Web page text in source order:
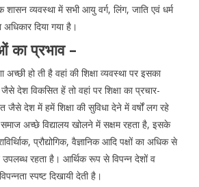
शासन व्यवस्था में सभी आयु वर्ग, लिंग, जाति एवं धर्म
अधिकार दिया गया है।
का प्रभाव –
हो ती है वहां की शिक्षा व्यवस्था पर इसका
देश विकसित हें तो वहां पर शिक्षा का प्रचार-
देश में हमें शिक्षा की सुविधा देने में वर्षों लग रहे
अच्छे विद्यालय खोलने में सक्षम रहता है, इसके
प्रौद्योगिक, वैज्ञानिक आदि पक्षों का अधिक से
रहता है। आर्थिक रूप से विपन्न देशों व
स्पष्ट दिखायी देती है।